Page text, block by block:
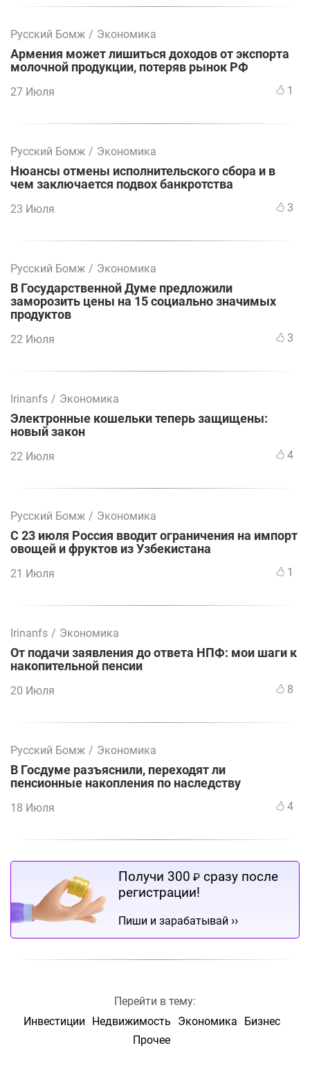
Русский Бомж / Экономика
Армения может лишиться доходов от экспорта
молочной продукции, потеряв рынок РФ
27 Июля 1
Русский Бомж / Экономика
Нюансы отмены исполнительского сбора и в
чем заключается подвох банкротства
23 Июля 3
Русский Бомж / Экономика
В Государственной Думе предложили
заморозить цены на 15 социально значимых
продуктов
22 Июля 3
Irinanfs / Экономика
Электронные кошельки теперь защищены:
новый закон
22 Июля 4
Русский Бомж / Экономика
С 23 июля Россия вводит ограничения на импорт
овощей и фруктов из Узбекистана
21 Июля 1
Irinanfs / Экономика
От подачи заявления до ответа НПФ: мои шаги к
накопительной пенсии
20 Июля 8
Русский Бомж / Экономика
В Госдуме разъяснили, переходят ли
пенсионные накопления по наследству
18 Июля 4
Получи 300 ₽ сразу после
регистрации!
Пиши и зарабатывай ››
Перейти в тему:
Инвестиции
Недвижимость Экономика
Бизнес
Прочее